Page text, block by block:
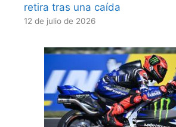
retira tras una caída
12 de julio de 2026